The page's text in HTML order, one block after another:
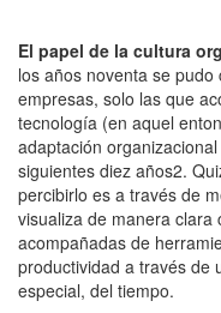
El papel de la cultura
los años noventa se
empresas, solo las que
tecnología (en aquel
adaptación
siguientes diez años2.
percibirlo es a través de
visualiza de manera clara
acompañadas de
productividad a través de
especial, del tiempo.